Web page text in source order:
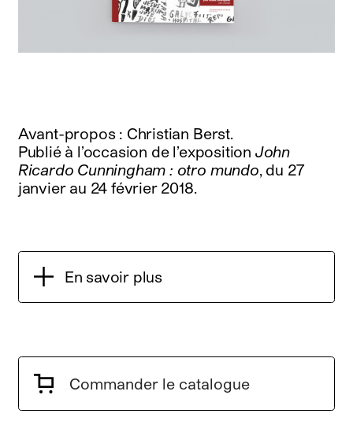
Avant-propos : Christian Berst.
Publié à l’occasion de l’exposition John
Ricardo Cunningham : otro mundo, du 27
janvier au 24 février 2018.
En savoir plus
Commander le catalogue